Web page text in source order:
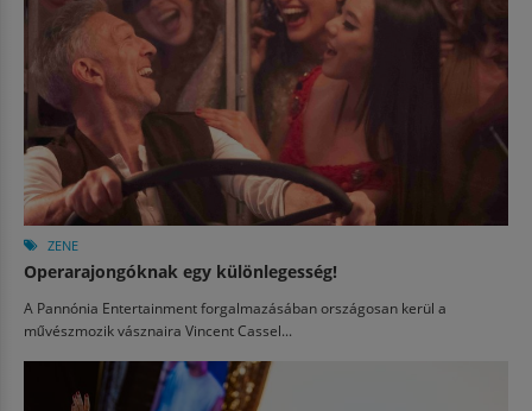
ZENE
Operarajongóknak egy különlegesség!
A Pannónia Entertainment forgalmazásában országosan kerül a
művészmozik vásznaira Vincent Cassel...